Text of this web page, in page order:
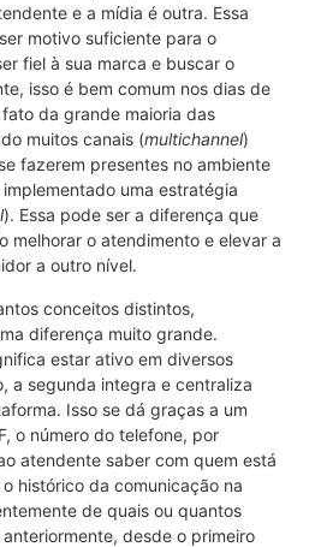
e a mídia é outra. Essa
motivo suficiente para o
fiel à sua marca e buscar o
isso é bem comum nos dias de
da grande maioria das
muitos canais (multichannel)
fazerem presentes no ambiente
uma estratégia
). Essa pode ser a diferença que
melhorar o atendimento e elevar a
a outro nível.
conceitos distintos,
diferença muito grande.
estar ativo em diversos
a segunda integra e centraliza
Isso se dá graças a um
o número do telefone, por
atendente saber com quem está
histórico da comunicação na
de quais ou quantos
desde o primeiro